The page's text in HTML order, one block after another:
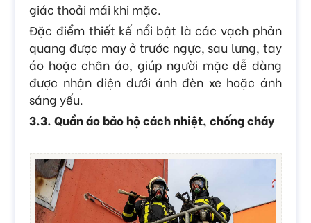
giác thoải mái khi mặc.
Đặc điểm thiết kế nổi bật là các vạch phản
quang được may ở trước ngực, sau lưng, tay
áo hoặc chân áo, giúp người mặc dễ dàng
được nhận diện dưới ánh đèn xe hoặc ánh
sáng yếu.
3.3. Quần áo bảo hộ cách nhiệt, chống cháy